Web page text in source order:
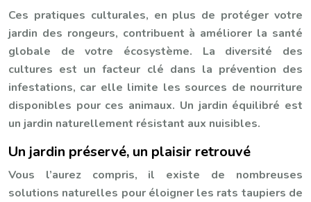
Ces pratiques culturales, en plus de protéger votre
jardin des rongeurs, contribuent à améliorer la santé
globale de votre écosystème. La diversité des
cultures est un facteur clé dans la prévention des
infestations, car elle limite les sources de nourriture
disponibles pour ces animaux. Un jardin équilibré est
un jardin naturellement résistant aux nuisibles.
Un jardin préservé, un plaisir retrouvé
Vous l’aurez compris, il existe de nombreuses
solutions naturelles pour éloigner les rats taupiers de